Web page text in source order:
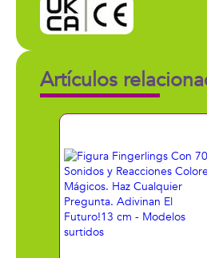
Artículos